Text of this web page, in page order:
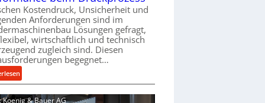
p
a
n
n
t
s
i
c
B
e
s
t
e
l
l
n
b
o
u
t
A
u
t
o
m
Kostendruck, Unsicherheit und
Anforderungen sind im
Lösungen gefragt,
wirtschaftlich und technisch
zugleich sind. Diesen
begegnet…
:
R
o
Koenig & Bauer AG